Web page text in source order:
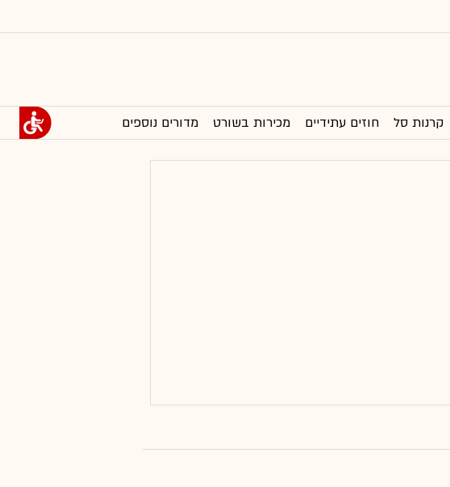
קרנות סל חוזים עתידיים מכירות בשורט מדורים נוספים